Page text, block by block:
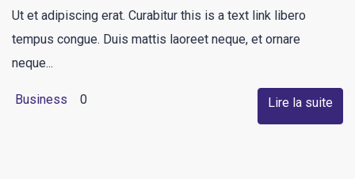
Ut et adipiscing erat. Curabitur this is a text link libero
tempus congue. Duis mattis laoreet neque, et ornare
neque...
Business 0 Lire la suite